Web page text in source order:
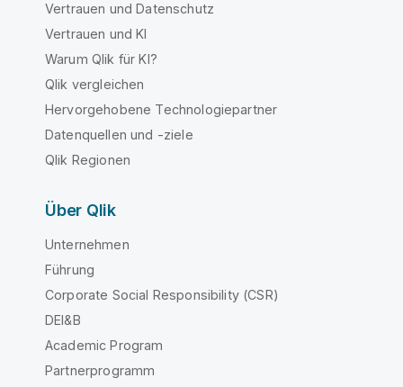
Vertrauen und Datenschutz
Vertrauen und KI
Warum Qlik für KI?
Qlik vergleichen
Hervorgehobene Technologiepartner
Datenquellen und -ziele
Qlik Regionen
Über Qlik
Unternehmen
Führung
Corporate Social Responsibility (CSR)
DEI&B
Academic Program
Partnerprogramm